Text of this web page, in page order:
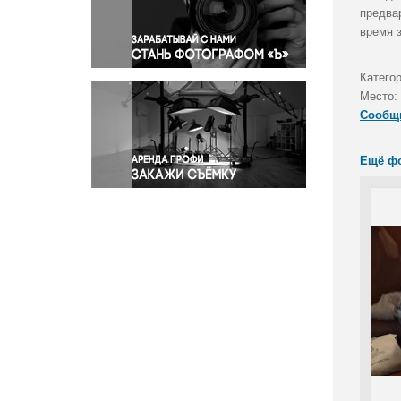
Правосудие
Происшествия и конфликты
Религия
Светская жизнь
Спорт
Экология
Экономика и бизнес
время
Место:
Ещё